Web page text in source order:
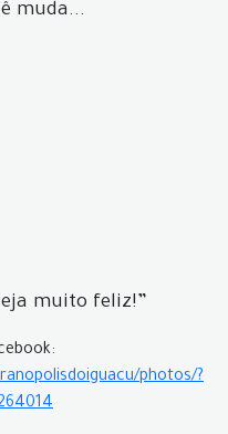
muda...
muito feliz!”
photos/?